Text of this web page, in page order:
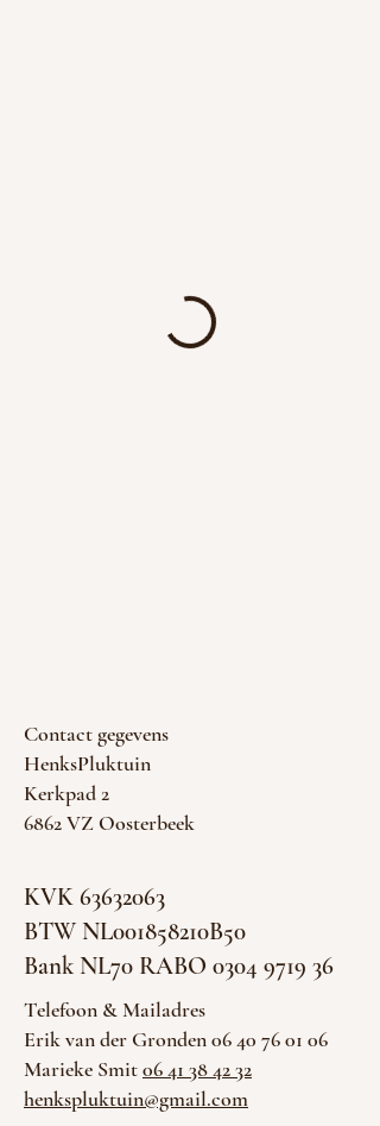
Contact gegevens
HenksPluktuin
Kerkpad 2
6862 VZ Oosterbeek
KVK 63632063
BTW NL001858210B50
Bank NL70 RABO 0304 9719 36
Telefoon & Mailadres
Erik van der Gronden 06 40 76 01 06
Marieke Smit06 41 38 42 32
henkspluktuin@gmail.com